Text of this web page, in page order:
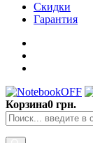
Скидки
Гарантия
Корзина0 грн.